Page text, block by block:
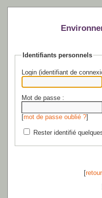
Identifiants personnels
Login (identifiant de
Mot de passe :
[mot de passe oublié ?]
Rester identifié
[